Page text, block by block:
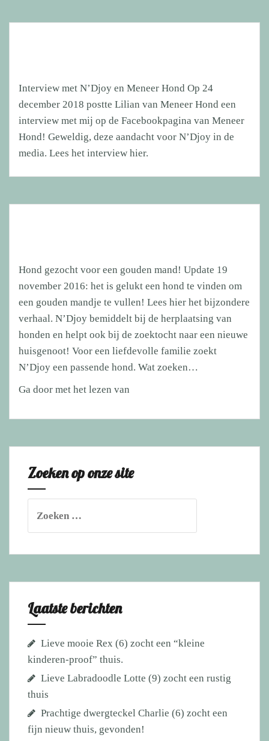
Interview met N’Djoy en Meneer Hond Op 24
december 2018 postte Lilian van Meneer Hond een
interview met mij op de Facebookpagina van Meneer
Hond! Geweldig, deze aandacht voor N’Djoy in de
media. Lees het interview hier.
Hond gezocht voor een gouden mand! Update 19
november 2016: het is gelukt een hond te vinden om
een gouden mandje te vullen! Lees hier het bijzondere
verhaal. N’Djoy bemiddelt bij de herplaatsing van
honden en helpt ook bij de zoektocht naar een nieuwe
huisgenoot! Voor een liefdevolle familie zoekt
N’Djoy een passende hond. Wat zoeken…
Ga door met het lezen van
voor
mand!
Zoeken op onze site
naar:
Laatste berichten
Lieve mooie Rex (6) zocht een “kleine
kinderen-proof” thuis.
Lieve Labradoodle Lotte (9) zocht een rustig
thuis
Prachtige dwergteckel Charlie (6) zocht een
fijn nieuw thuis, gevonden!